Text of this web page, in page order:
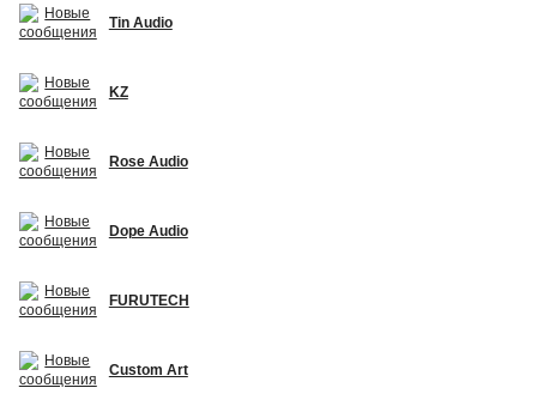
Tin Audio
KZ
Rose Audio
Dope Audio
FURUTECH
Custom Art